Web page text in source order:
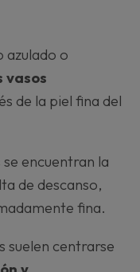
azulado o
vasos
de la piel fina del
encuentran la
de descanso,
fina.
suelen centrarse